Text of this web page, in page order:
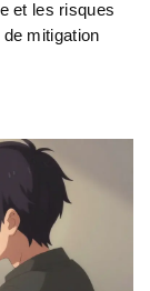
et les risques
mitigation